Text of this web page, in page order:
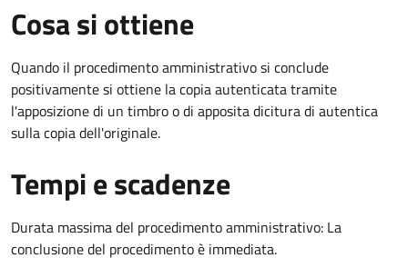
Cosa si ottiene
Quando il procedimento amministrativo si conclude
positivamente si ottiene la copia autenticata tramite
l'apposizione di un timbro o di apposita dicitura di autentica
sulla copia dell'originale.
Tempi e scadenze
Durata massima del procedimento amministrativo: La
conclusione del procedimento è immediata.